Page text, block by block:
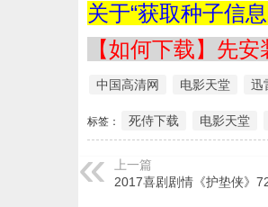
关于“获取种子信
【如何下载】先
中国高清网 电影天堂 迅
标签： 死侍下载 电影天堂
上一篇
2017喜剧剧情《护垫侠》